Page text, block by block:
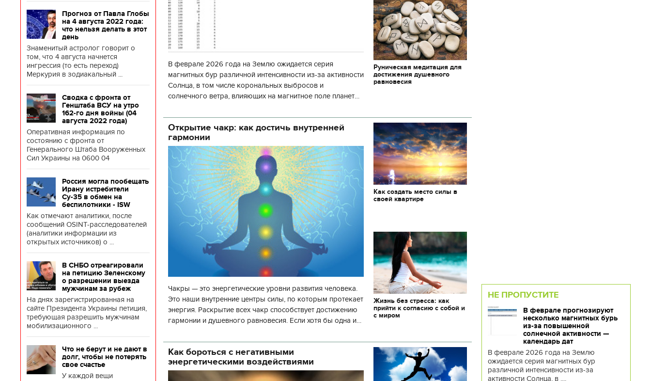
Прогноз от Павла Глобы
на 4 августа 2022 года:
что нельзя делать в этот
день
Знаменитый астролог говорит о
том, что 4 августа начнется
ингрессия (то есть переход)
Меркурия в зодиакальный ...
Сводка с фронта от
Генштаба ВСУ на утро
162-го дня войны (04
августа 2022 года)
Оперативная информация по
состоянию с фронта от
Генерального Штаба Вооруженных
Сил Украины на 0600 04
Россия могла пообещать
Ирану истребители
Су-35 в обмен на
беспилотники - ISW
Как отмечают аналитики, после
сообщений OSINT-расследователей
(аналитики информации из
открытых источников) о ...
В СНБО отреагировали
на петицию Зеленскому
о разрешении выезда
мужчинам за рубеж
На днях зарегистрированная на
сайте Президента Украины петиция,
требующая разрешить мужчинам
мобилизационного ...
Что не берут и не дают в
долг, чтобы не потерять
свое счастье
У каждой вещи
В феврале 2026 года на Землю ожидается серия
магнитных бур различной интенсивности из-за активности
Солнца, в том числе корональных выбросов и
солнечного ветра, влияющих на магнитное поле планеты.
об
Руническая медитация для
достижения душевного
равновесия
Открытие чакр: как достичь внутренней
гармонии
Чакры — это энергетические уровни развития человека.
Это наши внутренние центры силы, по которым протекает
энергия. Раскрытие всех чакр способствует достижению
гармонии и душевного равновесия. Если хотя бы одна и
Как создать место силы в
своей квартире
Жизнь без стресса: как
прийти к согласию с собой и
с миром
Как бороться с негативными
энергетическими воздействиями
НЕ ПРОПУСТИТЕ
В феврале прогнозируют
несколько магнитных бурь
из-за повышенной
солнечной активности —
календарь дат
В феврале 2026 года на Землю
ожидается серия магнитных бур
различной интенсивности из-за
активности Солнца, в ....